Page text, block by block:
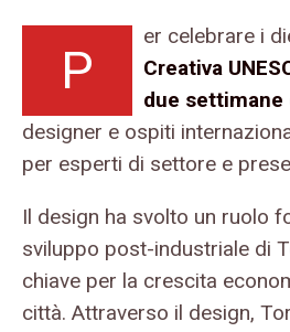
P
er celebrare i
Creativa
due settimane
designer e ospiti
per esperti di settore e
Il design ha svolto un ruolo
sviluppo post-industriale di
chiave per la crescita
città. Attraverso il design,